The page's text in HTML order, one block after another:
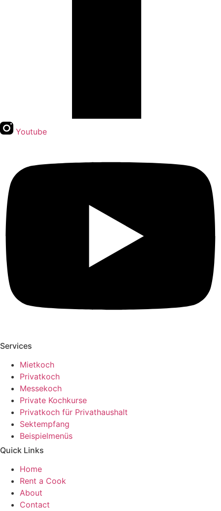
Youtube
Services
Mietkoch
Privatkoch
Messekoch
Private Kochkurse
Privatkoch für Privathaushalt
Sektempfang
Beispielmenüs
Quick Links
Home
Rent a Cook
About
Contact